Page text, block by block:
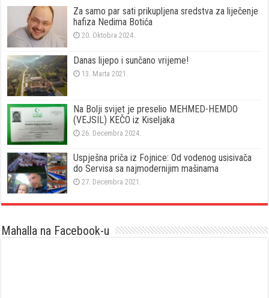
Za samo par sati prikupljena sredstva za liječenje
hafiza Nedima Botića
20. Oktobra 2024.
Danas lijepo i sunčano vrijeme!
13. Marta 2021.
Na Bolji svijet je preselio MEHMED-HEMDO
(VEJSIL) KEČO iz Kiseljaka
26. Decembra 2024.
Uspješna priča iz Fojnice: Od vodenog usisivača
do Servisa sa najmodernijim mašinama
27. Decembra 2021.
Mahalla na Facebook-u